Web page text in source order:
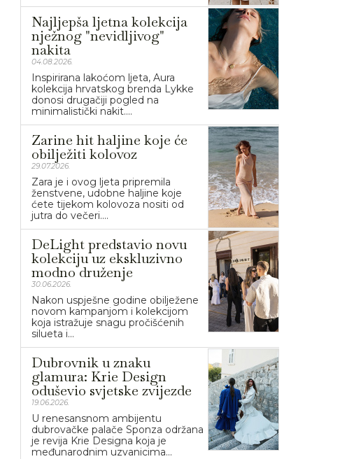
Najljepša ljetna kolekcija
nježnog "nevidljivog"
nakita
04.08.2026.
Inspirirana lakoćom ljeta, Aura
kolekcija hrvatskog brenda Lykke
donosi drugačiji pogled na
minimalistički nakit....
Zarine hit haljine koje će
obilježiti kolovoz
29.07.2026.
Zara je i ovog ljeta pripremila
ženstvene, udobne haljine koje
ćete tijekom kolovoza nositi od
jutra do večeri....
DeLight predstavio novu
kolekciju uz ekskluzivno
modno druženje
30.06.2026.
Nakon uspješne godine obilježene
novom kampanjom i kolekcijom
koja istražuje snagu pročišćenih
silueta i...
Dubrovnik u znaku
glamura: Krie Design
oduševio svjetske zvijezde
19.06.2026.
U renesansnom ambijentu
dubrovačke palače Sponza održana
je revija Krie Designa koja je
međunarodnim uzvanicima...